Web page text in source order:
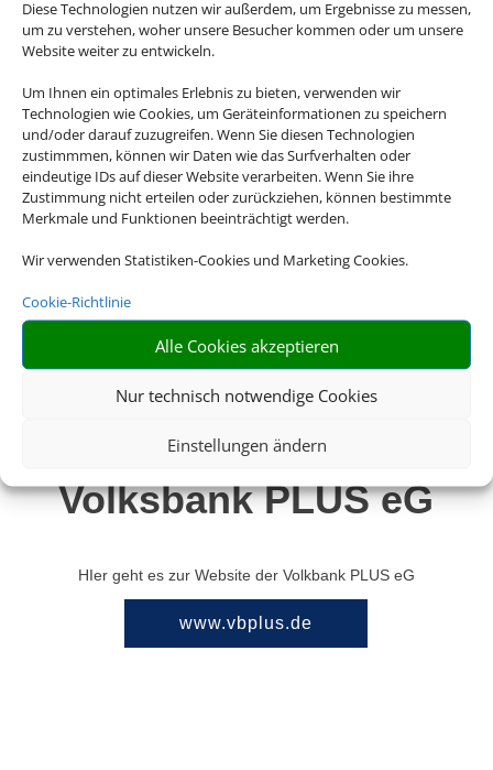
Diese Technologien nutzen wir außerdem, um Ergebnisse zu messen,
um zu verstehen, woher unsere Besucher kommen oder um unsere
Website weiter zu entwickeln.
Um Ihnen ein optimales Erlebnis zu bieten, verwenden wir
Technologien wie Cookies, um Geräteinformationen zu speichern
und/oder darauf zuzugreifen. Wenn Sie diesen Technologien
zustimmmen, können wir Daten wie das Surfverhalten oder
eindeutige IDs auf dieser Website verarbeiten. Wenn Sie ihre
Zustimmung nicht erteilen oder zurückziehen, können bestimmte
Merkmale und Funktionen beeinträchtigt werden.
Wir verwenden Statistiken-Cookies und Marketing Cookies.
Cookie-Richtlinie
Alle Cookies akzeptieren
Nur technisch notwendige Cookies
Einstellungen ändern
TUI MAGIC LIFE Fuerteventura
Fuerteventura, Playa de Esquinzo
Volksbank PLUS eG
HIer geht es zur Website der Volkbank PLUS eG
www.vbplus.de